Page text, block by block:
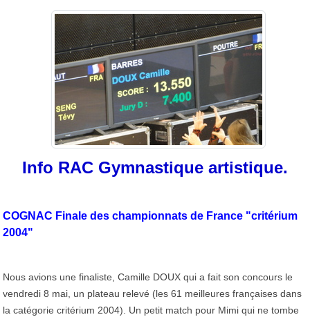
Info RAC Gymnastique artistique.
COGNAC Finale des championnats de France "critérium
2004"
Nous avions une finaliste, Camille DOUX qui a fait son concours le
vendredi 8 mai, un plateau relevé (les 61 meilleures françaises dans
la catégorie critérium 2004). Un petit match pour Mimi qui ne tombe